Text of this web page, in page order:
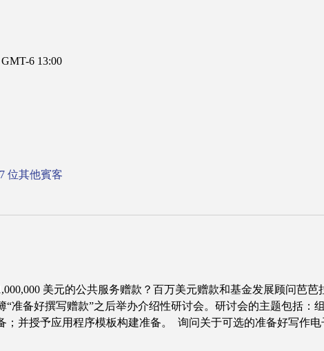
6 13:00
位其他賓客
美元的公共服务赠款？百万美元赠款和基金发展顾问芭芭
“准备好撰写赠款”之后举办介绍性研讨会。研讨会的主题包括：
；并授予应用程序模板构建准备。  询问关于可选的准备好写作电